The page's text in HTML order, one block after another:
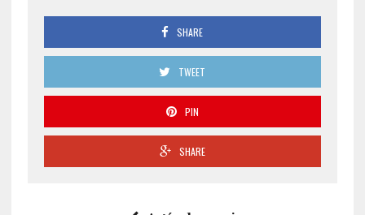
SHARE
TWEET
PIN
SHARE